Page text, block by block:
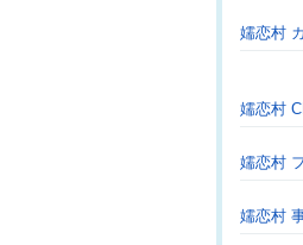
嬬恋村
嬬恋村
嬬恋村
嬬恋村